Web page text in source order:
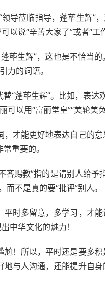
导莅临指导，蓬荜生辉”
说“辛苦大家了”或者“工
荜生辉”，这也是不恰当
力的词语。
“蓬荜生辉”。比如，表达
以用“富丽堂皇”“美轮美奂
才能更好地表达自己的
重要的。
吝赐教”指的是请别人给
不是真的要“批评”别人。
时多留意，多学习，才
中华文化的魅力！
！所以，平时还是要多
与人沟通，还能提升自